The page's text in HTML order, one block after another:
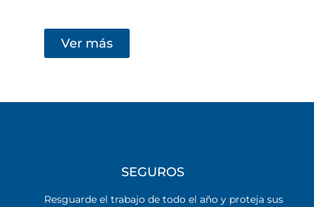
Ver más
SEGUROS
Resguarde el trabajo de todo el año y proteja sus